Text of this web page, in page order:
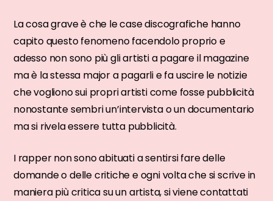
La cosa grave è che le case discografiche hanno
capito questo fenomeno facendolo proprio e
adesso non sono più gli artisti a pagare il magazine
ma è la stessa major a pagarli e fa uscire le notizie
che vogliono sui propri artisti come fosse pubblicità
nonostante sembri un’intervista o un documentario
ma si rivela essere tutta pubblicità.
I rapper non sono abituati a sentirsi fare delle
domande o delle critiche e ogni volta che si scrive in
maniera più critica su un artista, si viene contattati